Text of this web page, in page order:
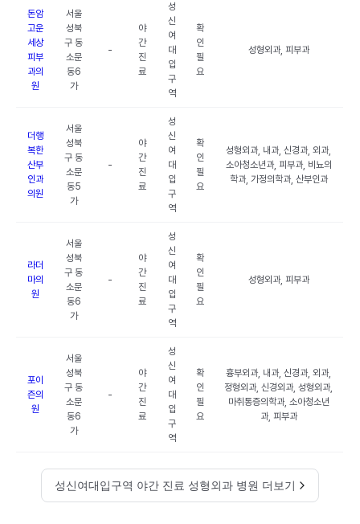
돈암
고운
세상
피부
과의
원
서울
성북
구 동
소문
동6
가
-
야
간
진
료
성
신
여
대
입
구
역
확
인
필
요
성형외과, 피부과
더행
복한
산부
인과
의원
서울
성북
구 동
소문
동5
가
-
야
간
진
료
성
신
여
대
입
구
역
확
인
필
요
성형외과, 내과, 신경과, 외과,
소아청소년과, 피부과, 비뇨의
학과, 가정의학과, 산부인과
라더
마의
원
서울
성북
구 동
소문
동6
가
-
야
간
진
료
성
신
여
대
입
구
역
확
인
필
요
성형외과, 피부과
포이
즌의
원
서울
성북
구 동
소문
동6
가
-
야
간
진
료
성
신
여
대
입
구
역
확
인
필
요
흉부외과, 내과, 신경과, 외과,
정형외과, 신경외과, 성형외과,
마취통증의학과, 소아청소년
과, 피부과
성신여대입구역 야간 진료 성형외과 병원 더보기